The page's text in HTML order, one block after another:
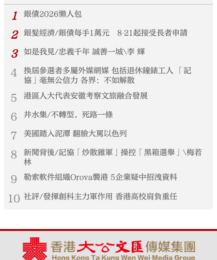
1
銀債2026懶人包
2 銀髮經濟/銀債每手1萬元 8‧21起接受長者申請
3 如是我見/忠義千年 誠善一城\李 輝
4
換屆參選者多屬外媒網媒 包括退休鐘錶工人 「記
協」毫無公信力 各界：不如解散
5 港區人大代表安徽考察文旅融合發展
6 井水集/不轉型，死路一條
7 美國踏入泥潭 翻臉大罵以色列
8
新聞背後/記協「炒散雜軍」操控「黑箱選舉」\梅若
林
9 勒索軟件組織Orova襲港 5企業疑中招洩資料
10 社評/發揮創科主力軍作用 香港高校肩負重任